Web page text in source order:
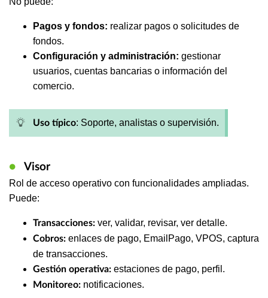
Pagos y fondos: realizar pagos o solicitudes de
fondos.
Configuración y administración: gestionar
usuarios, cuentas bancarias o información del
comercio.
Uso típico: Soporte, analistas o supervisión.
● Visor
Rol de acceso operativo con funcionalidades ampliadas.
Puede:
Transacciones: ver, validar, revisar, ver detalle.
Cobros: enlaces de pago, EmailPago, VPOS, captura
de transacciones.
Gestión operativa: estaciones de pago, perfil.
Monitoreo: notificaciones.